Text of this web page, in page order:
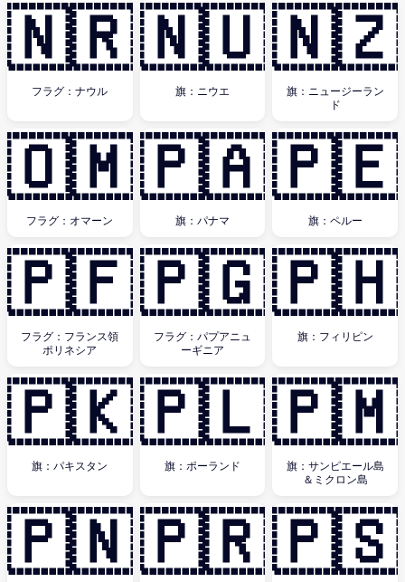
🇳🇷
フラグ：ナウル
🇳🇺
旗：ニウエ
🇳🇿
旗：ニュージーラン
ド
🇴🇲
フラグ：オマーン
🇵🇦
旗：パナマ
🇵🇪
旗：ペルー
🇵🇫
フラグ：フランス領
ポリネシア
🇵🇬
フラグ：パプアニュ
ーギニア
🇵🇭
旗：フィリピン
🇵🇰
旗：パキスタン
🇵🇱
旗：ポーランド
🇵🇲
旗：サンピエール島
＆ミクロン島
🇵🇳🇵🇷🇵🇸